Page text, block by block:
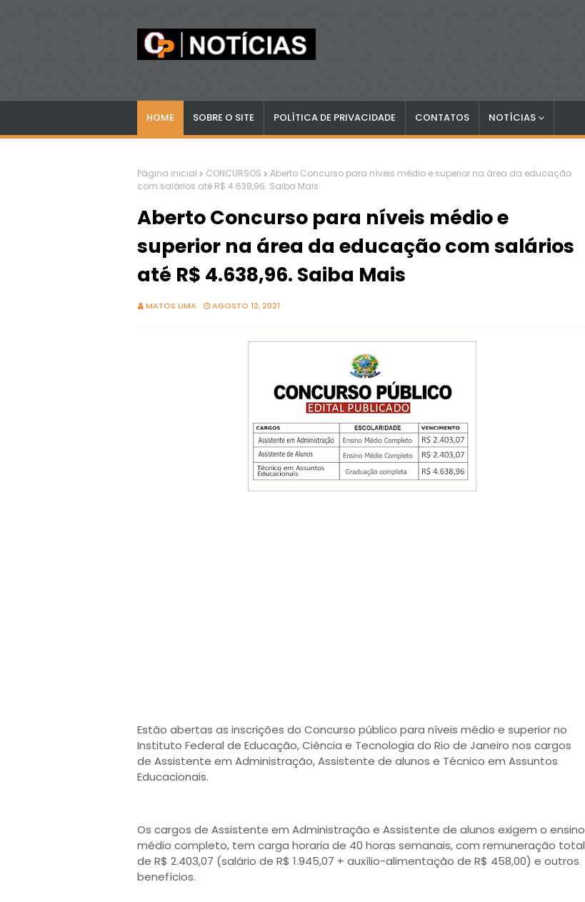
HOME SOBRE O SITE POLÍTICA DE PRIVACIDADE CONTATOS NOTÍCIAS
Página inicial CONCURSOS
Aberto Concurso para níveis médio e superior na área da educação
com salários até R$ 4.638,96. Saiba Mais
Aberto Concurso para níveis médio e
superior na área da educação com salários
até R$ 4.638,96. Saiba Mais
MATOS LIMA AGOSTO 12, 2021
Estão abertas as inscrições do Concurso público para níveis médio e superior no
Instituto Federal de Educação, Ciência e Tecnologia do Rio de Janeiro nos cargos
de Assistente em Administração, Assistente de alunos e Técnico em Assuntos
Educacionais.
Os cargos de Assistente em Administração e Assistente de alunos exigem o ensino
médio completo, tem carga horaria de 40 horas semanais, com remuneração total
de R$ 2.403,07 (salário de R$ 1.945,07 + auxílio-alimentação de R$ 458,00) e outros
benefícios.